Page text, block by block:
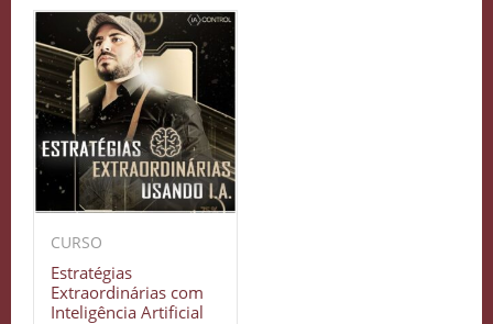
CURSO
Estratégias
Extraordinárias com
Inteligência Artificial